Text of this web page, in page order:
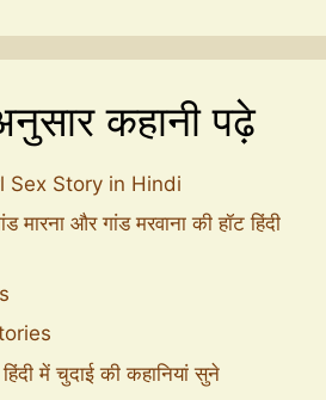
कहानी पढ़े
Sex Story in Hindi
और गांड मरवाना की हॉट हिंदी
में चुदाई की कहानियां सुने